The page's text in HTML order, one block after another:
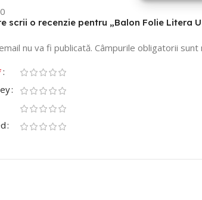
0
scrii o recenzie pentru „Balon Folie Litera
nu va fi publicată. Câmpurile obligatorii sunt